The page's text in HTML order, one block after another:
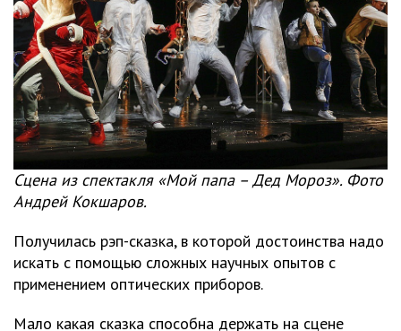
Сцена из спектакля «Мой папа – Дед Мороз». Фото
Андрей Кокшаров.
Получилась рэп-сказка, в которой достоинства надо
искать с помощью сложных научных опытов с
применением оптических приборов.
Мало какая сказка способна держать на сцене